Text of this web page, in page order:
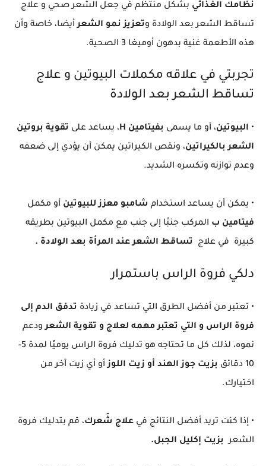
نظامك الغذائي بشكل منتظم في جعل الشعر صحي و علاج
تساقط الشعر بعد الولادة وتعزيز نمو الشعرأيضا، خاصة وأن
هذه الأطعمة غنية بدهون أوميغا 3 الصحية.
تجربتي في علاقه مكملات البيوتين و علاج
تساقط الشعر بعد الولادة
• البيوتين، أو ما يسمى بفيتامين H ، يساعد على تقوية بروتين
الشعر بالكيراتين، ونقص الكيراتين يمكن أن يؤدي إلى ضعفه
وعدم توازنه وتكسره الشديد.
• يمكن أن يساعد استخدام شامبو معزز للبيوتين أو مكمل
فيتامين ب المركب جنبًا إلى جنب مع مكمل البيوتين بطريقه
كبيرة في علاج
تساقط الشعر عند المرأة بعد الولادة .
دلكي فروة الراس باستمرار
• تعتبر من أفضل الطرق التي تساعد في زيادة تدفق الدم إلى
فروة الراس و التي تعتبر مهمه لعلاج و تقوية الشعرودعم
نموه، لذلك كل ما تحتاجه هو تدليك فروة الراس يوميًا لمدة 5-
10 دقائق
بزيت جوز الهند أو زيت اللوزأو أي زيت آخر من
اختيارك.
• إذا كنت تريد أفضل النتائج في علاج شَعرك، قم بتدليك فروة
الشعر بزيت إكليل الجبل.